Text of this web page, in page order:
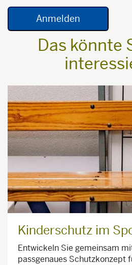
Das könnte
Kinderschutz im
Entwickeln Sie gemeinsam
passgenaues Schutzkonzept